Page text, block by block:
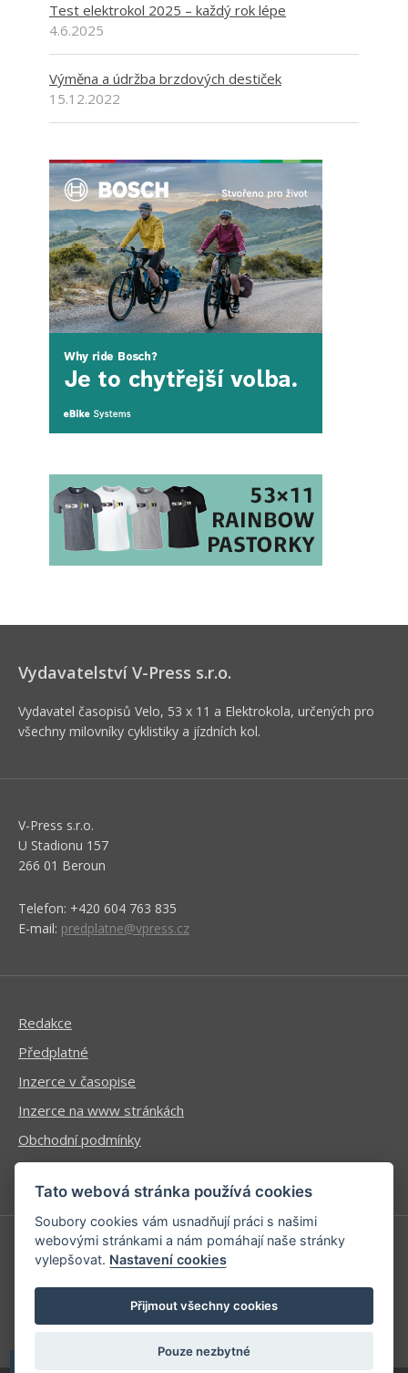
Test elektrokol 2025 – každý rok lépe
4.6.2025
Výměna a údržba brzdových destiček
15.12.2022
Vydavatelství V-Press s.r.o.
Vydavatel časopisů Velo, 53 x 11 a Elektrokola, určených pro
všechny milovníky cyklistiky a jízdních kol.
V-Press s.r.o.
U Stadionu 157
266 01 Beroun
Telefon: +420 604 763 835
E-mail: predplatne@vpress.cz
Redakce
Předplatné
Inzerce v časopise
Inzerce na www stránkách
Obchodní podmínky
Ochrana osobních údajů
Příhlášení | Registrace
Kontaktní informace
Mapa stránek
Tato webová stránka používá cookies
Soubory cookies vám usnadňují práci s našimi
webovými stránkami a nám pomáhají naše stránky
vylepšovat. Nastavení cookies
Přijmout všechny cookies
Pouze nezbytné